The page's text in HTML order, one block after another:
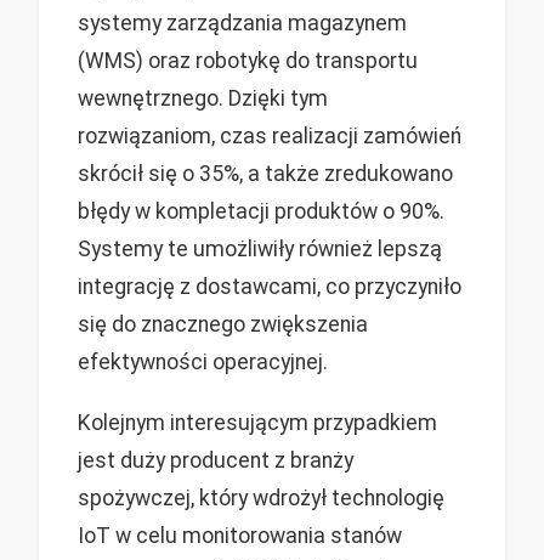
systemy zarządzania magazynem
(WMS) oraz robotykę do transportu
wewnętrznego. Dzięki tym
rozwiązaniom, czas realizacji zamówień
skrócił się o 35%, a także zredukowano
błędy w kompletacji produktów o 90%.
Systemy te umożliwiły również lepszą
integrację z dostawcami, co przyczyniło
się do znacznego zwiększenia
efektywności operacyjnej.
Kolejnym interesującym przypadkiem
jest duży producent z branży
spożywczej, który wdrożył technologię
IoT w celu monitorowania stanów